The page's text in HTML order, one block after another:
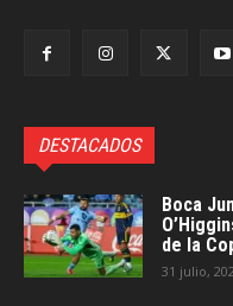
DESTACADOS
Boca
de la
31 julio,